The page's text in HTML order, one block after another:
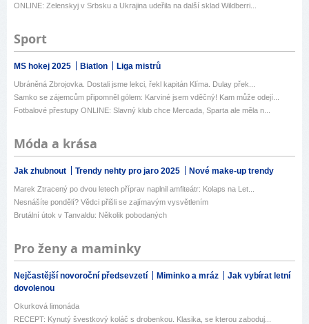
ONLINE: Zelenskyj v Srbsku a Ukrajina udeřila na další sklad Wildberri...
Sport
MS hokej 2025 Biatlon Liga mistrů
Ubráněná Zbrojovka. Dostali jsme lekci, řekl kapitán Klíma. Dulay přek...
Samko se zájemcům připomněl gólem: Karviné jsem vděčný! Kam může odejí...
Fotbalové přestupy ONLINE: Slavný klub chce Mercada, Sparta ale měla n...
Móda a krása
Jak zhubnout Trendy nehty pro jaro 2025 Nové make-up trendy
Marek Ztracený po dvou letech příprav naplnil amfiteátr: Kolaps na Let...
Nesnášíte pondělí? Vědci přišli se zajímavým vysvětlením
Brutální útok v Tanvaldu: Několik pobodaných
Pro ženy a maminky
Nejčastější novoroční předsevzetí Miminko a mráz
Jak vybírat letní
dovolenou
Okurková limonáda
RECEPT: Kynutý švestkový koláč s drobenkou. Klasika, se kterou zaboduj...